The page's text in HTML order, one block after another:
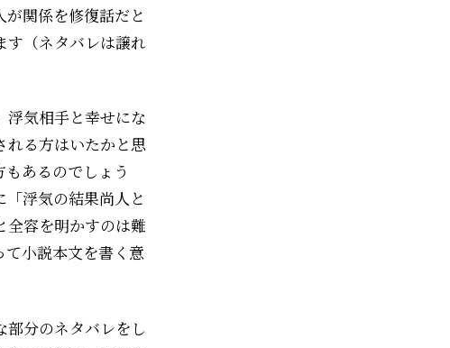
関係を修復話だと
す（ネタバレは譲れ
浮気相手と幸せにな
れる方はいたかと思
あるのでしょう
浮気の結果尚人と
全容を明かすのは難
小説本文を書く意
分のネタバレをし